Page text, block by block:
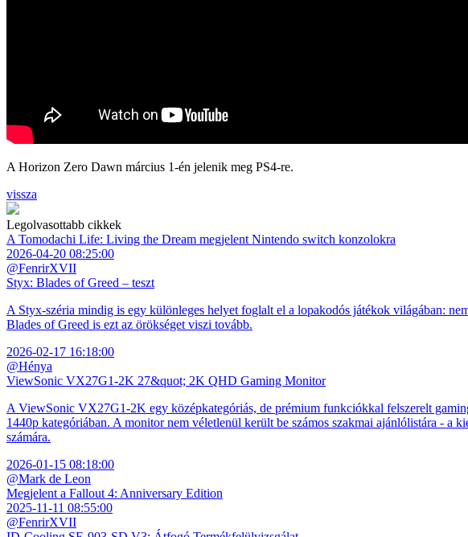
A Horizon Zero Dawn március 1-én jelenik meg PS4-re.
vissza
Legolvasottabb cikkek
A Tomodachi Life: Living the Dream megjelent Nintendo switch konzolokra
2026-04-20 08:25:00
@FenrirXVII
Styx: Blades of Greed – teszt
A Styx-széria mindig is egy különleges helyet foglalt el a lopakodós játékok világában:
Blades of Greed is ezt az örökséget viszi tovább.
2026-02-17 16:18:00
@Hénya
ViewSonic VX27G1-2K 27&quot; 2K QHD Gaming Monitor
A ViewSonic VX27G1-2K egy középkategóriás, de prémium funkciókkal felszerelt
1440p kategóriában. A monitor nem véletlenül került be számos szakmai ajánlólistára -
számára.
2026-01-15 08:18:00
@Mark de Leon
Megjelent a Fallout 4: Anniversary Edition
2025-11-11 08:55:00
@FenrirXVII